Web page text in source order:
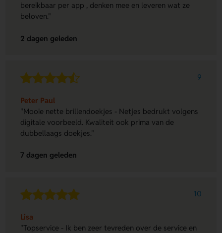
bereikbaar per app , denken mee en leveren wat ze
beloven."
2 dagen geleden
9
Peter Paul
"Mooie nette brillendoekjes - Netjes bedrukt volgens
digitale voorbeeld. Kwaliteit ook prima van de
dubbellaags doekjes."
7 dagen geleden
10
Lisa
"Topservice - Ik ben zeer tevreden over de service en